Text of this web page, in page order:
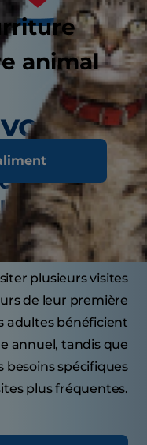
animal
votre chat
consulter le
vétérinaire ?
plusieurs visites
de leur première
adultes bénéficient
annuel, tandis que
besoins spécifiques
plus fréquentes.